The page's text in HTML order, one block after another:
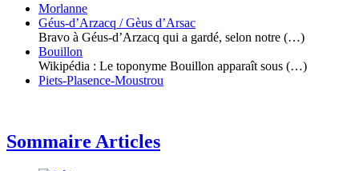
Morlanne
Géus-d’Arzacq / Gèus d’Arsac
Bravo à Géus-d’Arzacq qui a gardé, selon notre (…)
Bouillon
Wikipédia : Le toponyme Bouillon apparaît sous (…)
Piets-Plasence-Moustrou
Sommaire Articles